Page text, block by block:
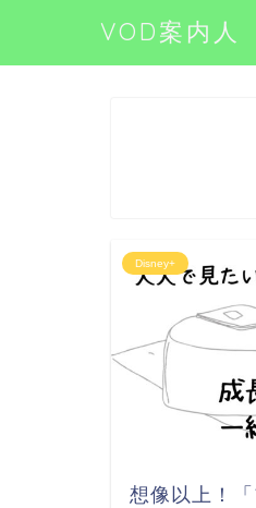
VOD案内人
Disney+
想像以上！